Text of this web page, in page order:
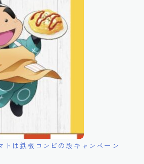
は鉄板コンビの段キャンペーン